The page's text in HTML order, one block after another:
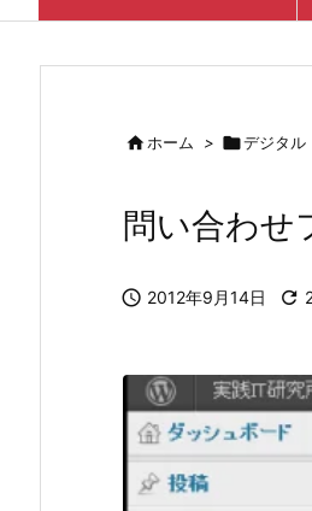
ホーム > デジタル
問い合わせ
 2012年9月14日 